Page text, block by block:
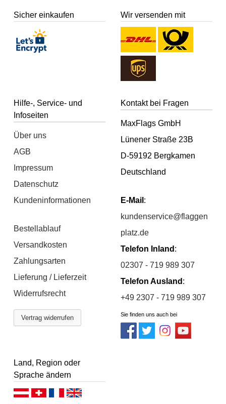
Sicher einkaufen Wir versenden mit
Hilfe-, Service- und
Infoseiten
Über uns
AGB
Impressum
Datenschutz
Kundeninformationen
Bestellablauf
Versandkosten
Zahlungsarten
Lieferung / Lieferzeit
Widerrufsrecht
Vertrag widerrufen
Kontakt bei Fragen
MaxFlags GmbH
Lünener Straße 23B
D-59192 Bergkamen
Deutschland
E-Mail :
kundenservice@flaggen
platz.de
Telefon Inland :
02307 - 719 989 307
Telefon Ausland :
+49 2307 - 719 989 307
Sie finden uns auch bei
Land, Region oder
Sprache ändern
D D F E